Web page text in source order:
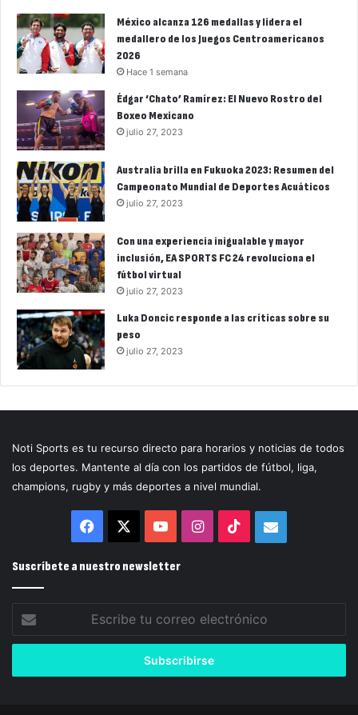
México alcanza 126 medallas y lidera el
medallero de los Juegos Centroamericanos
2026
Hace 1 semana
Édgar ‘Chato’ Ramírez: El Nuevo Rostro del
Boxeo Mexicano
julio 27, 2023
Australia brilla en Fukuoka 2023: Resumen del
Campeonato Mundial de Deportes Acuáticos
julio 27, 2023
Con una experiencia inigualable y mayor
inclusión, EA SPORTS FC 24 revoluciona el
fútbol virtual
julio 27, 2023
Luka Doncic responde a las críticas sobre su
peso
julio 27, 2023
Noti Sports es tu recurso directo para horarios y noticias de todos
los deportes. Mantente al día con los partidos de fútbol, liga,
champions, rugby y más deportes a nivel mundial.
Facebook YouTubeInstagram
TikTok
Suscríbete a nuestro newsletter
tu
correo